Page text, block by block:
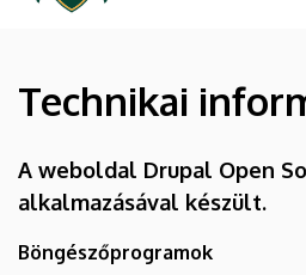
Élettani
Intézet
Technikai
A weboldal Drupal Open
alkalmazásával készült.
Böngészőprogramok